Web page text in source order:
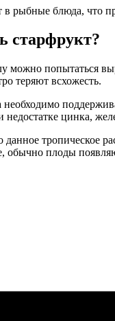
рыбные блюда, что
старфрукт?
можно попытаться
теряют всхожесть.
необходимо
цинка,
данное тропическое
обычно плоды